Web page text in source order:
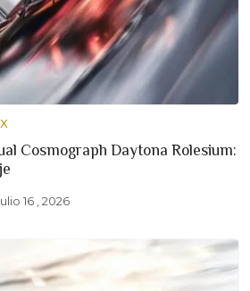
Cosmograph Daytona Rolesium:
16 , 2026